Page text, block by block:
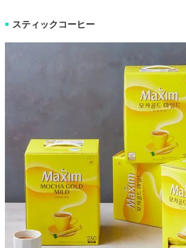
■ スティックコーヒー